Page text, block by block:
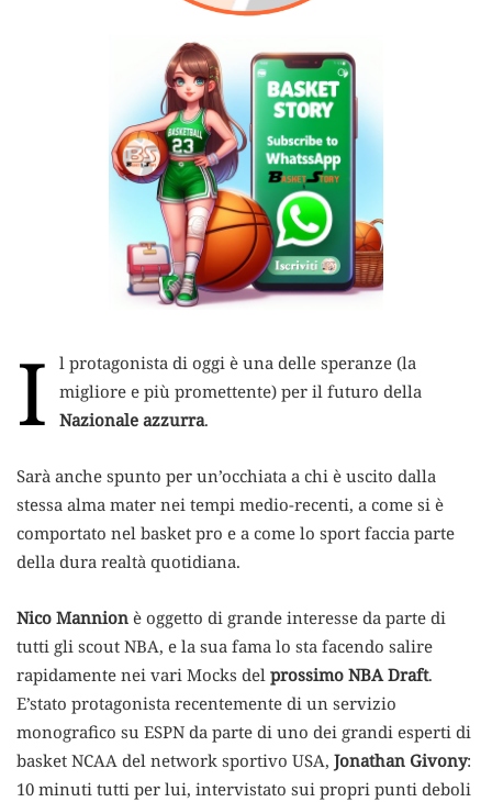
I
l protagonista di oggi è una delle speranze (la
migliore e più promettente) per il futuro della
Nazionale azzurra.
Sarà anche spunto per un’occhiata a chi è uscito dalla
stessa alma mater nei tempi medio-recenti, a come si è
comportato nel basket pro e a come lo sport faccia parte
della dura realtà quotidiana.
Nico Mannion è oggetto di grande interesse da parte di
tutti gli scout NBA, e la sua fama lo sta facendo salire
rapidamente nei vari Mocks del prossimo NBA Draft.
E’stato protagonista recentemente di un servizio
monografico su ESPN da parte di uno dei grandi esperti di
basket NCAA del network sportivo USA, Jonathan Givony:
10 minuti tutti per lui, intervistato sui propri punti deboli